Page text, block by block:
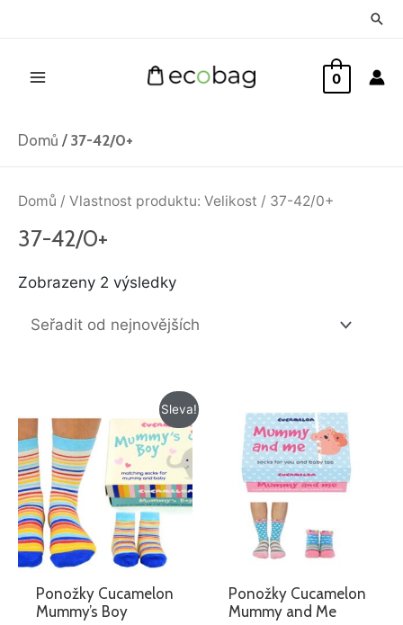
0
Domů / 37-42/0+
Domů / Vlastnost produktu: Velikost / 37-42/0+
37-42/0+
Zobrazeny 2 výsledky
nejnovějších
Sleva!
Ponožky Cucamelon
Mummy’s Boy
cena
byla:
354 Kč.
Aktuální
cena
je:
249 Kč.
Ponožky Cucamelon
Mummy and Me